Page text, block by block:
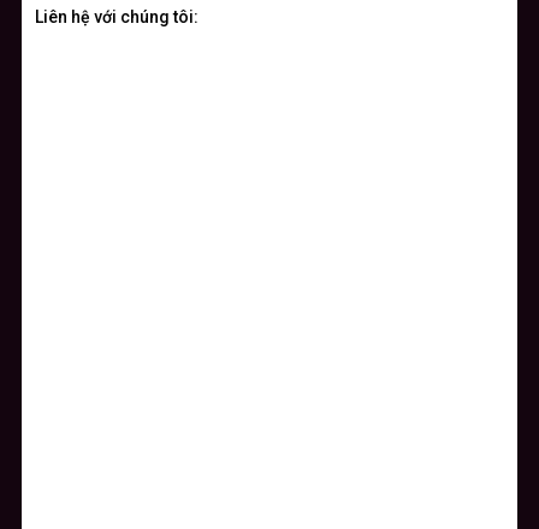
Liên hệ với chúng tôi: